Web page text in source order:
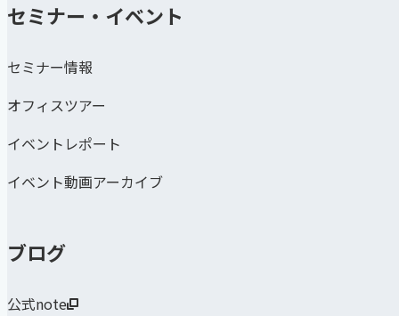
セミナー・イベント
セミナー情報
オフィスツアー
イベントレポート
イベント動画アーカイブ
ブログ
公式note